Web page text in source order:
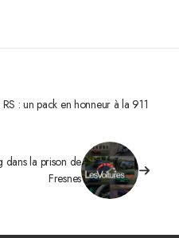
: un pack en honneur à la 911
dans la prison de
Fresnes